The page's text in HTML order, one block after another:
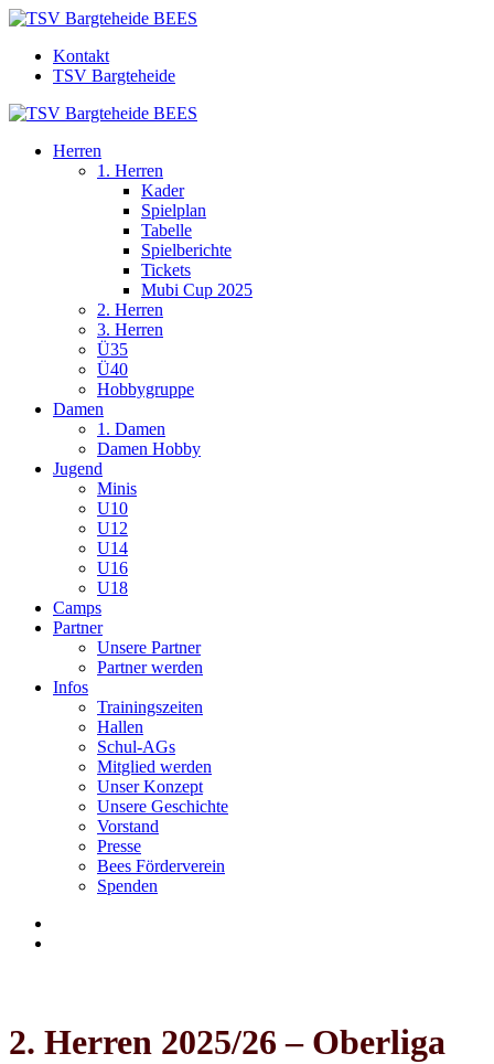
Kontakt
TSV Bargteheide
Herren
1. Herren
Kader
Spielplan
Tabelle
Spielberichte
Tickets
Mubi Cup 2025
2. Herren
3. Herren
Ü35
Ü40
Hobbygruppe
Damen
1. Damen
Damen Hobby
Jugend
Minis
U10
U12
U14
U16
U18
Camps
Partner
Unsere Partner
Partner werden
Infos
Trainingszeiten
Hallen
Schul-AGs
Mitglied werden
Unser Konzept
Unsere Geschichte
Vorstand
Presse
Bees Förderverein
Spenden
2. Herren 2025/26 – Oberliga